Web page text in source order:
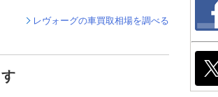
レヴォーグの車買取相場を調べる